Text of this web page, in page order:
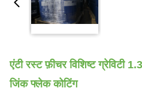
एंटी रस्ट फ़ीचर विशिष्ट ग्रेविटी
जिंक फ्लेक कोटिंग